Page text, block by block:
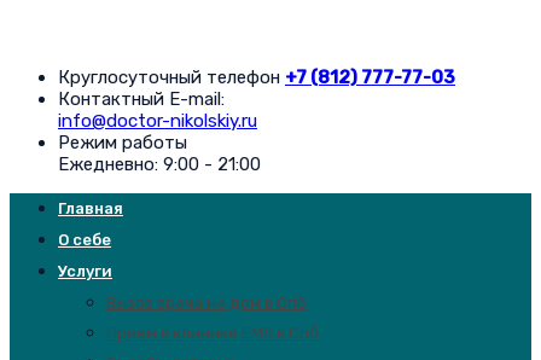
Круглосуточный телефон +7 (812) 777-77-03
Контактный E-mail:
info@doctor-nikolskiy.ru
Режим работы
Ежедневно: 9:00 - 21:00
Главная
О себе
Услуги
Вызов врача на дом в Спб
Прием в клинике EMS в Спб